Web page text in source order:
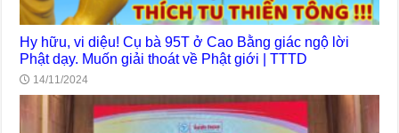
Hy hữu, vi diệu! Cụ bà 95T ở Cao Bằng giác ngộ lời
Phật dạy. Muốn giải thoát về Phật giới | TTTD
14/11/2024